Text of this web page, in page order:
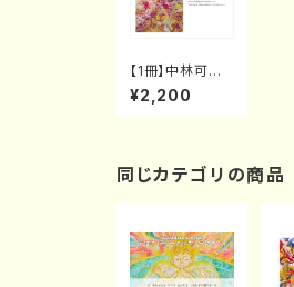
【1冊】中林可寶
カレンダー 202
5 “HOPE FRO
¥2,200
同じカテゴリの商品